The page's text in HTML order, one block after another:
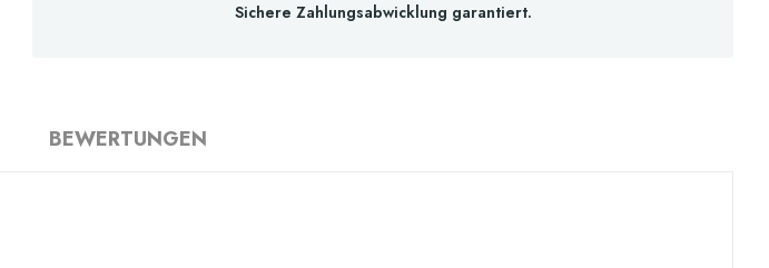
Sichere Zahlungsabwicklung garantiert.
BEWERTUNGEN